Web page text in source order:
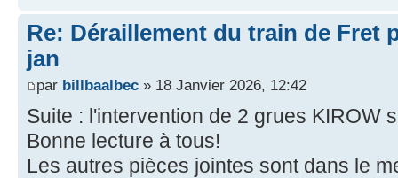
Re: Déraillement du train de Fret
jan
par billbaalbec » 18 Janvier 2026, 12:42
Suite : l'intervention de 2 grues KIROW
Bonne lecture à tous!
Les autres pièces jointes sont dans le